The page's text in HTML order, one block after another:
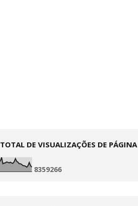
TOTAL DE VISUALIZAÇÕES DE PÁGINA
8359266